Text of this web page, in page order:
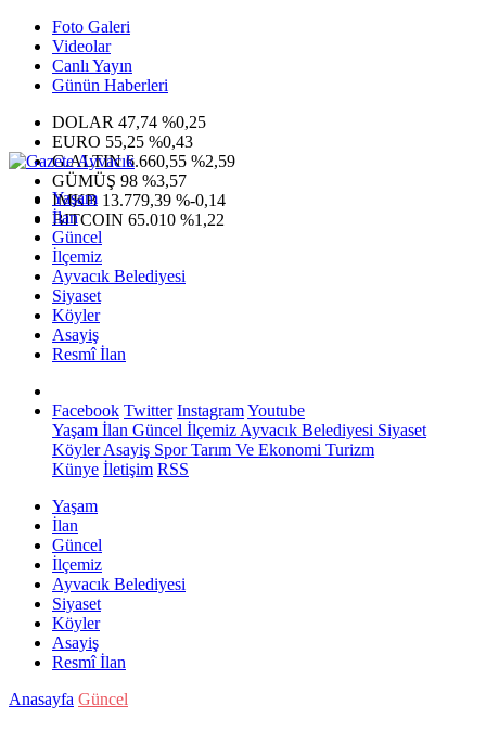
Foto Galeri
Videolar
Canlı Yayın
Günün Haberleri
DOLAR 47,74 %0,25
EURO 55,25 %0,43
G.ALTIN6.660,55 %2,59
GÜMÜŞ 98 %3,57
IMKB 13.779,39 %-0,14
BITCOIN 65.010 %1,22
Yaşam
İlan
Güncel
İlçemiz
Ayvacık Belediyesi
Siyaset
Köyler
Asayiş
Resmî İlan
Facebook Twitter InstagramYoutube
Yaşam İlan Güncel İlçemiz Ayvacık Belediyesi Siyaset
KöylerAsayiş SporTarım Ve Ekonomi Turizm
Künye İletişim RSS
Yaşam
İlan
Güncel
İlçemiz
Ayvacık Belediyesi
Siyaset
Köyler
Asayiş
Resmî İlan
Anasayfa Güncel